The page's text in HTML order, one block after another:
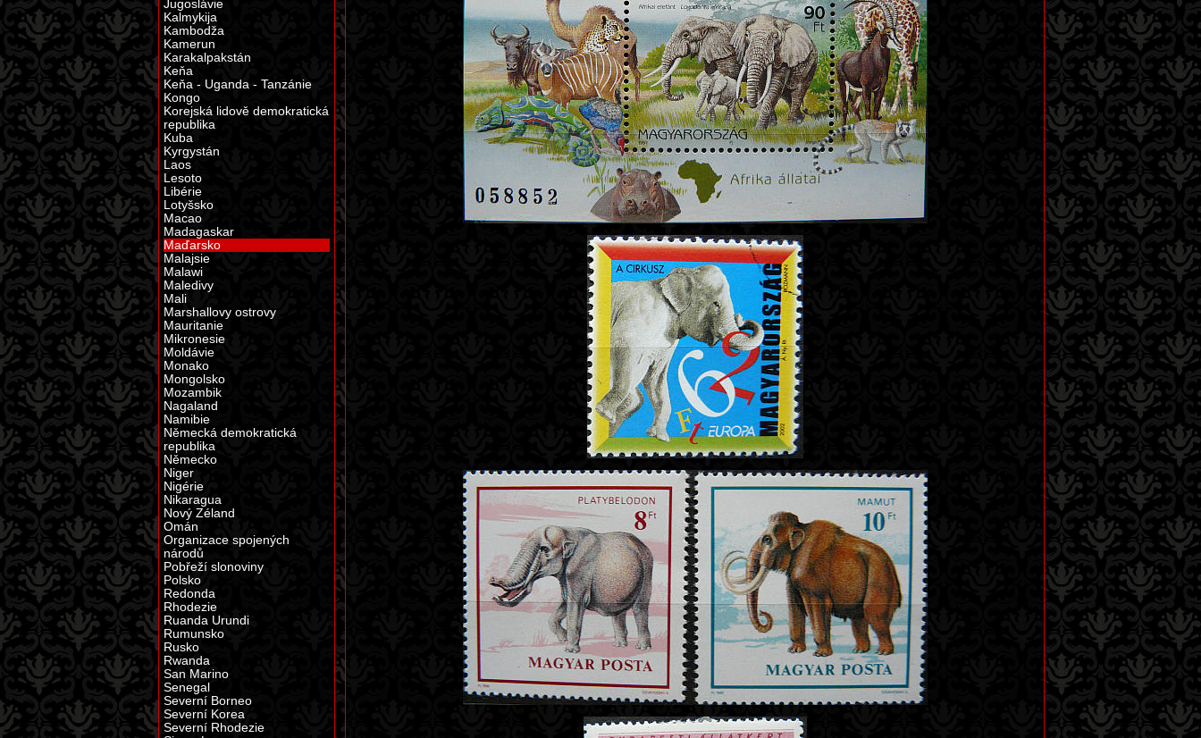
Jugoslávie
Kalmykija
Kambodža
Kamerun
Karakalpakstán
Keňa
Keňa - Uganda - Tanzánie
Kongo
Korejská lidově demokratická
republika
Kuba
Kyrgystán
Laos
Lesoto
Libérie
Lotyšsko
Macao
Madagaskar
Maďarsko
Malajsie
Malawi
Maledivy
Mali
Marshallovy ostrovy
Mauritanie
Mikronesie
Moldávie
Monako
Mongolsko
Mozambik
Nagaland
Namibie
Německá demokratická
republika
Německo
Niger
Nigérie
Nikaragua
Nový Zéland
Omán
Organizace spojených
národů
Pobřeží slonoviny
Polsko
Redonda
Rhodezie
Ruanda Urundi
Rumunsko
Rusko
Rwanda
San Marino
Senegal
Severní Borneo
Severní Korea
Severní Rhodezie